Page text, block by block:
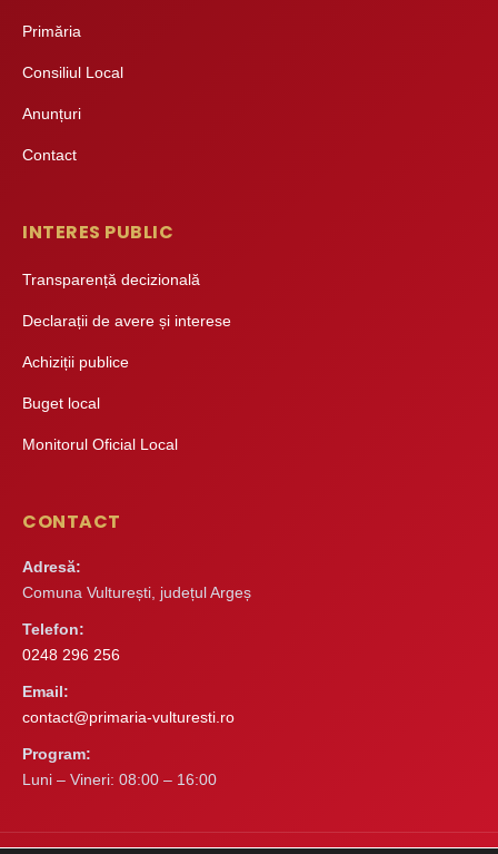
Primăria
Consiliul Local
Anunțuri
Contact
INTERES PUBLIC
Transparență decizională
Declarații de avere și interese
Achiziții publice
Buget local
Monitorul Oficial Local
CONTACT
Adresă:
Comuna Vulturești, județul Argeș
Telefon:
0248 296 256
Email:
contact@primaria-vulturesti.ro
Program:
Luni – Vineri: 08:00 – 16:00